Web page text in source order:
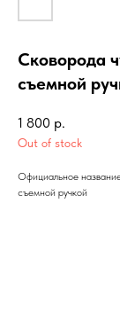
Сковорода
съемной
1 800 р.
Out of stock
Официальное
съемной ручкой